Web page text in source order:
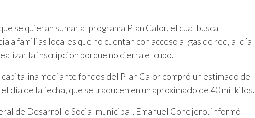
se quieran sumar al programa Plan Calor, el cual busca
a familias locales que no cuentan con acceso al gas de red, al día
la inscripción porque no cierra el cupo.
mediante fondos del Plan Calor compró un estimado de
día de la fecha, que se traducen en un aproximado de 40 mil kilos.
de Desarrollo Social municipal, Emanuel Conejero, informó